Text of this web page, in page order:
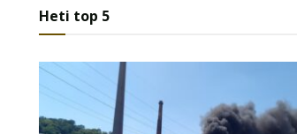
Heti top 5